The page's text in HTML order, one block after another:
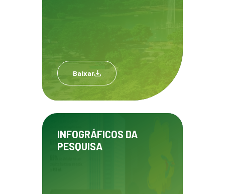
Baixar
INFOGRÁFICOS DA
PESQUISA